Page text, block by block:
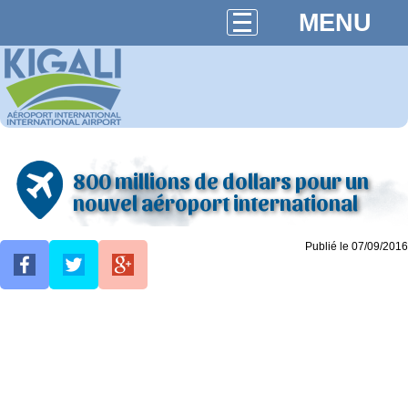
MENU
800 millions de dollars pour un
nouvel aéroport international
Publié le 07/09/2016